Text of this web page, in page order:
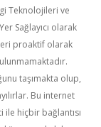
Teknolojileri ve
Sağlayıcı olarak
proaktif olarak
taşımakta olup,
Bu internet
hiçbir bağlantısı